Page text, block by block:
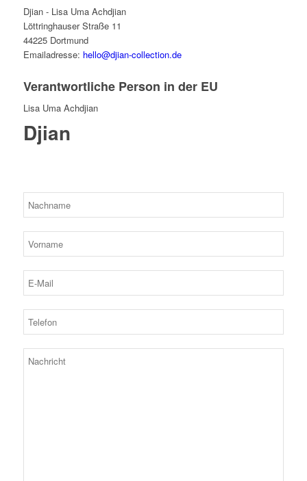
Djian - Lisa Uma Achdjian
Löttringhauser Straße 11
44225 Dortmund
Emailadresse: hello@djian-collection.de
Verantwortliche Person in der EU
Lisa Uma Achdjian
Djian